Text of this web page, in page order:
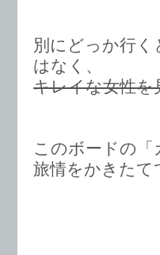
別にどっか行
はなく、
キレイな女性を
このボードの
旅情をかきたて